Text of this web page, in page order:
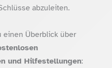
abzuleiten.
Überblick über
und Hilfestellungen: